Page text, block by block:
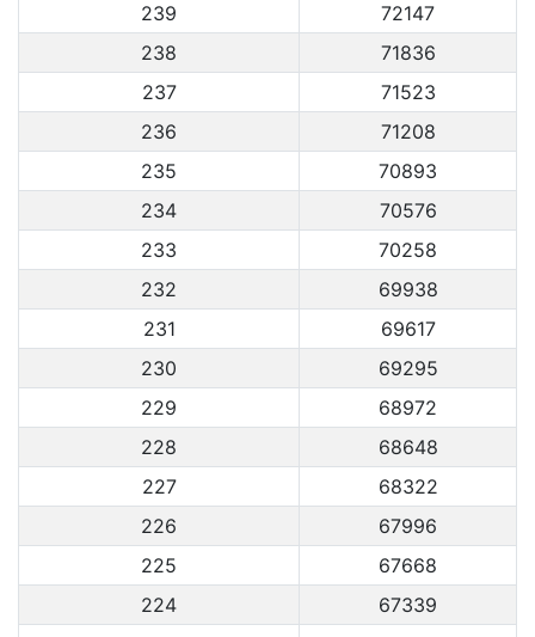
239
72147
238
71836
237
71523
236
71208
235
70893
234
70576
233
70258
232
69938
231
69617
230
69295
229
68972
228
68648
227
68322
226
67996
225
67668
224
67339